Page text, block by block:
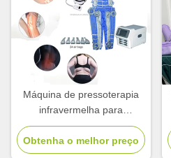
Máquina de pressoterapia
infravermelha para
emagrecimento e
desintoxicação
Obtenha o melhor preço